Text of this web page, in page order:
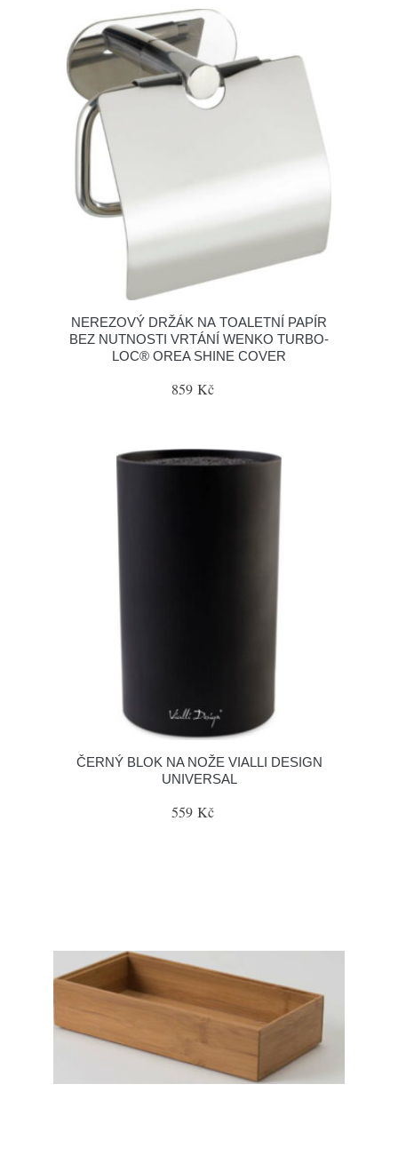
NEREZOVÝ DRŽÁK NA TOALETNÍ PAPÍR
BEZ NUTNOSTI VRTÁNÍ WENKO TURBO-
LOC® OREA SHINE COVER
859 Kč
ČERNÝ BLOK NA NOŽE VIALLI DESIGN
UNIVERSAL
559 Kč